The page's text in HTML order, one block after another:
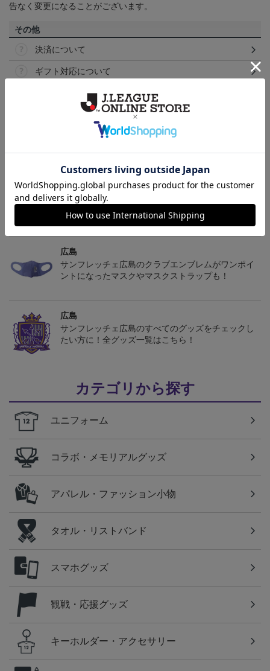
告なく変更になることがございます。
その他
決済について
ギフト対応について
広島
サンフレッチェ広島の2022ユニフォームを着て試合
を応援しよう！
広島
サンフレッチェ広島のクラブエンブレムがワンポイ
ントになったマスクやマスクストラップも！
広島
サンフレッチェ広島のすべてのグッズをチェックし
たい方に！全グッズ一覧はこちら！
カテゴリから探す
ユニフォーム
コラボ・メモリアルグッズ
アパレル・ファッション小物
タオル・リストバンド
スマホグッズ
観戦・応援グッズ
キーホルダー・アクセサリー